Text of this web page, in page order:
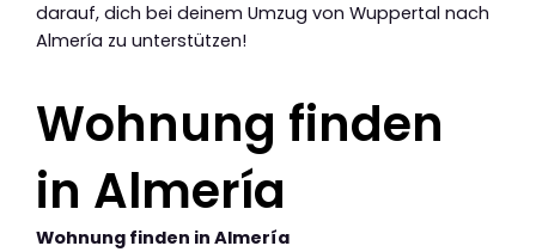
darauf, dich bei deinem Umzug von Wuppertal nach
Almería zu unterstützen!
Wohnung finden
in Almería
Wohnung finden in Almería